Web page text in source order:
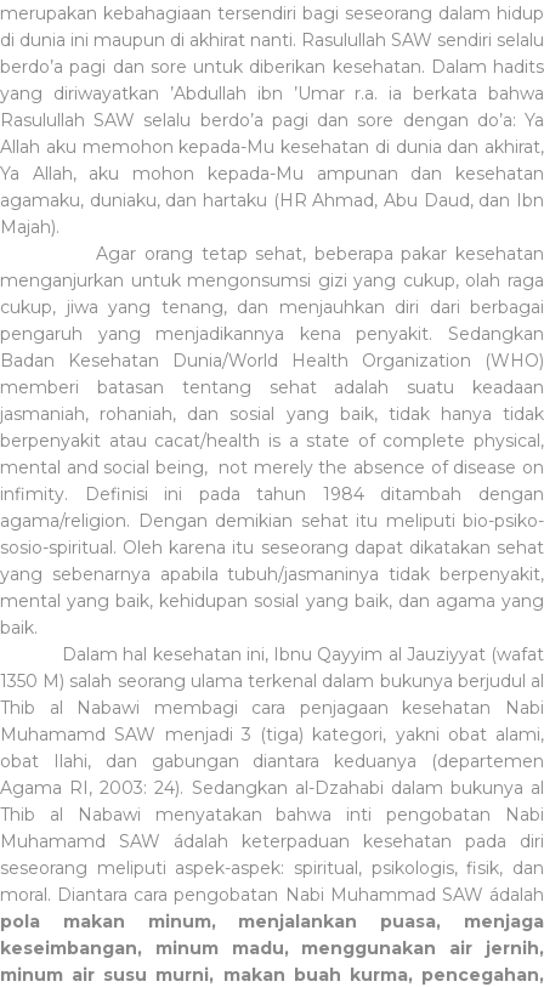
merupakan kebahagiaan tersendiri bagi seseorang dalam hidup
di dunia ini maupun di akhirat nanti. Rasulullah SAW sendiri selalu
berdo’a pagi dan sore untuk diberikan kesehatan. Dalam hadits
yang diriwayatkan ’Abdullah ibn ’Umar r.a. ia berkata bahwa
Rasulullah SAW selalu berdo’a pagi dan sore dengan do’a: Ya
Allah aku memohon kepada-Mu kesehatan di dunia dan akhirat,
Ya Allah, aku mohon kepada-Mu ampunan dan kesehatan
agamaku, duniaku, dan hartaku (HR Ahmad, Abu Daud, dan Ibn
Majah).
Agar orang tetap sehat, beberapa pakar kesehatan
menganjurkan untuk mengonsumsi gizi yang cukup, olah raga
cukup, jiwa yang tenang, dan menjauhkan diri dari berbagai
pengaruh yang menjadikannya kena penyakit. Sedangkan
Badan Kesehatan Dunia/World Health Organization (WHO)
memberi batasan tentang sehat adalah suatu keadaan
jasmaniah, rohaniah, dan sosial yang baik, tidak hanya tidak
berpenyakit atau cacat/health is a state of complete physical,
mental and social being, not merely the absence of disease on
infimity.
Definisi ini pada tahun 1984 ditambah dengan
agama/religion. Dengan demikian sehat itu meliputi bio-psiko-
sosio-spiritual. Oleh karena itu seseorang dapat dikatakan sehat
yang sebenarnya apabila tubuh/jasmaninya tidak berpenyakit,
mental yang baik, kehidupan sosial yang baik, dan agama yang
baik.
Dalam hal kesehatan ini, Ibnu Qayyim al Jauziyyat (wafat
1350 M) salah seorang ulama terkenal dalam bukunya berjudul al
Thib al Nabawi membagi cara penjagaan kesehatan Nabi
Muhamamd SAW menjadi 3 (tiga) kategori, yakni obat alami,
obat Ilahi, dan gabungan diantara keduanya (departemen
Agama RI, 2003: 24). Sedangkan al-Dzahabi dalam bukunya al
Thib al Nabawi menyatakan bahwa inti pengobatan Nabi
Muhamamd SAW ádalah keterpaduan kesehatan pada diri
seseorang meliputi aspek-aspek: spiritual, psikologis, fisik, dan
moral. Diantara cara pengobatan Nabi Muhammad SAW ádalah
pola makan minum, menjalankan puasa, menjaga
keseimbangan, minum madu, menggunakan air jernih,
minum air susu murni, makan buah kurma, pencegahan,